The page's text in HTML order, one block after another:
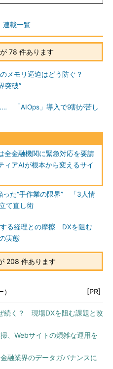
連載一覧
78 件あります
のメモリ逼迫はどう防ぐ？
突破”
「AIOps」導入で9割が苦し
全金融機関に緊急対応を要請
アAIが根本から変えるサイ
った“手作業の限界” 「3人情
て直し術
る経理との摩擦 DXを阻む
実態
208 件あります
[PR]
続く？ 現場DXを阻む課題と改
、Webサイトの煩雑な運用を
融業界のデータガバナンスに